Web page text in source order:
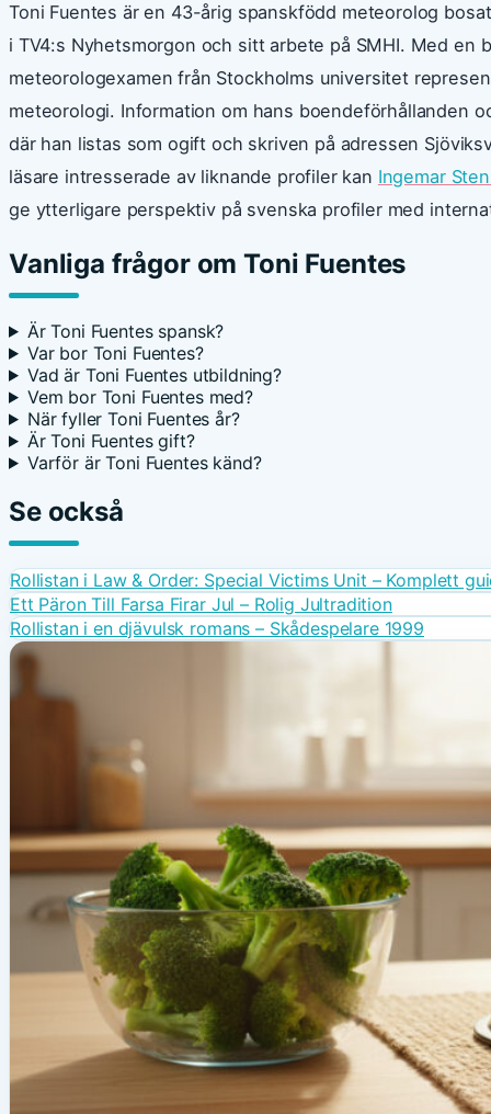
Toni Fuentes är en 43-årig spanskfödd meteorolog
i TV4:s Nyhetsmorgon och sitt arbete på SMHI. Med en
meteorologexamen från Stockholms universitet
meteorologi. Information om hans boendeförhållanden
där han listas som ogift och skriven på adressen
läsare intresserade av liknande profiler kan Ingemar
ge ytterligare perspektiv på svenska profiler med
Vanliga frågor om Toni Fuentes
Är Toni Fuentes spansk?
Var bor Toni Fuentes?
Vad är Toni Fuentes utbildning?
Vem bor Toni Fuentes med?
När fyller Toni Fuentes år?
Är Toni Fuentes gift?
Varför är Toni Fuentes känd?
Se också
Rollistan i Law & Order: Special Victims Unit – Komplett
Ett Päron Till Farsa Firar Jul – Rolig Jultradition
Rollistan i en djävulsk romans – Skådespelare 1999